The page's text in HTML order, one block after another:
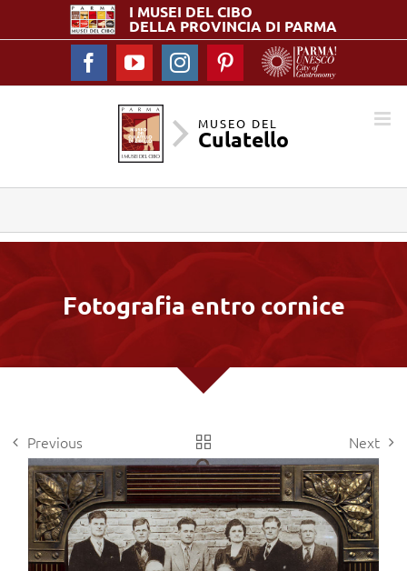
I MUSEI DELCIBO
DELLA PROVINCIA DI PARMA
FacebookYouTubeInstagramPinterest
MUSEO DEL
Culatello
Fotografia entro cornice
Previous Next
View
Larger
Image